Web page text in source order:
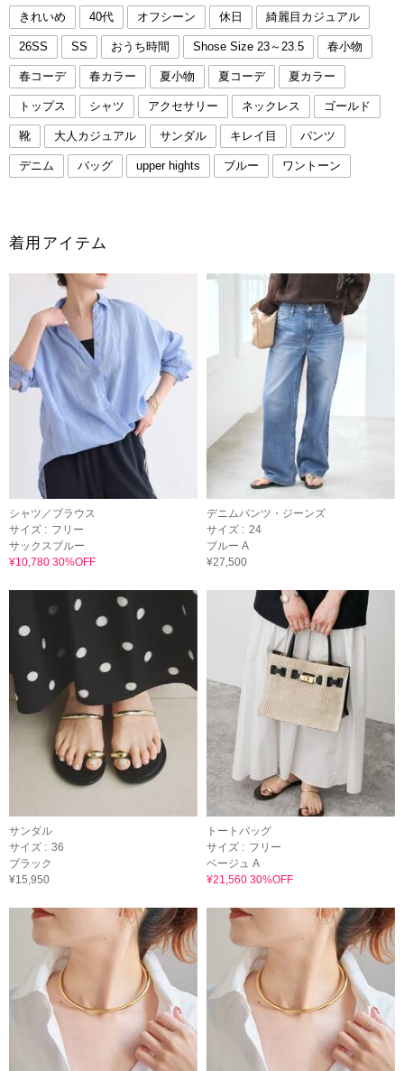
きれいめ 40代 オフシーン 休日 綺麗目カジュアル
26SS SS おうち時間 Shose Size 23～23.5 春小物
春コーデ 春カラー 夏小物 夏コーデ 夏カラー
トップス シャツ アクセサリー ネックレス ゴールド
靴 大人カジュアル サンダル キレイ目 パンツ
デニム バッグ upper hights ブルー ワントーン
着用アイテム
シャツ／ブラウス
サイズ : フリー
サックスブルー
¥10,780 30%OFF
デニムパンツ・ジーンズ
サイズ : 24
ブルー A
¥27,500
サンダル
サイズ : 36
ブラック
¥15,950
トートバッグ
サイズ : フリー
ベージュ A
¥21,560 30%OFF